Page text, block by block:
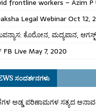
frontline workers – Azim P
Legal Webinar Oct 12,
ಕೊರೋನ, ಮದ್ಯಪಾನ,
FB Live May 7, 2020
ಸಂದರ್ಶನಗಳು
ಅಡ್ಡ ಪರಿಣಾಮಗಳ ಸತ್ಯದ